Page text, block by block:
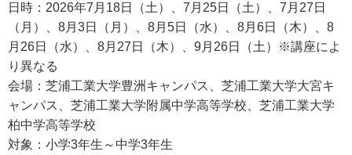
日時：2026年7月18日（土）、7月25日（土）、7月27日
（月）、8月3日（月）、8月5日（水）、8月6日（木）、8
月26日（水）、8月27日（木）、9月26日（土）※講座によ
り異なる
会場：芝浦工業大学豊洲キャンパス、芝浦工業大学大宮キ
ャンパス、芝浦工業大学附属中学高等学校、芝浦工業大学
柏中学高等学校
対象：小学3年生～中学3年生